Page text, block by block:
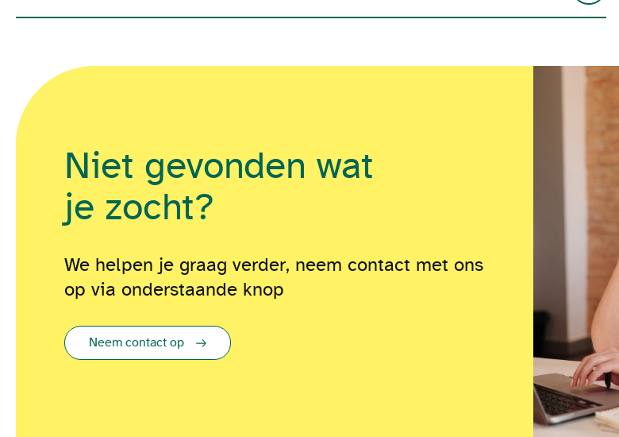
Niet gevonden wat
je zocht?
We helpen je graag verder, neem contact met ons
op via onderstaande knop
Neem contact op